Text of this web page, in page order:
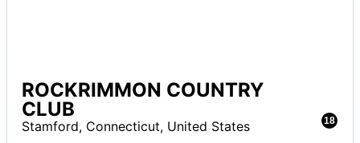
18
ROCKRIMMON COUNTRY
CLUB
Stamford, Connecticut, United States